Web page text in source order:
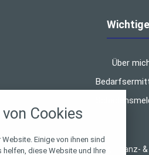
Über
© 2026 Thilo Wagner, Finanz-
Cookies
Einige von ihnen sind
diese Website und Ihre
alle verwendeten Cookies und
zu blockieren.